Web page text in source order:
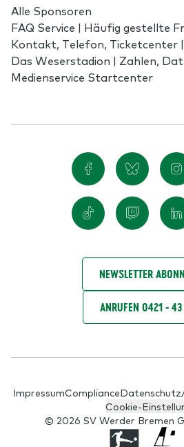
Alle Sponsoren
FAQ Service | Häufig gestellte
Kontakt, Telefon, Ticketcenter |
Das Weserstadion | Zahlen,
Medienservice Startcenter
NEWSLETTER
ANRUFEN 0421 -
ImpressumCompliance
Cookie-
© 2026 SV Werder Bremen